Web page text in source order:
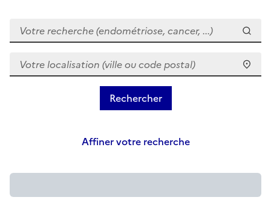
Votre recherche (endométriose, cancer, ...)
Votre localisation (ville ou code postal)
Affiner votre recherche